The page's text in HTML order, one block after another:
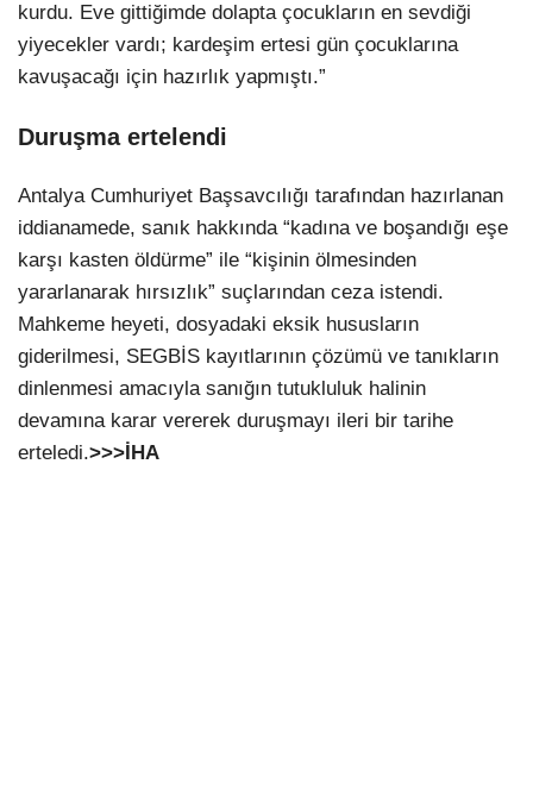
kurdu. Eve gittiğimde dolapta çocukların en sevdiği
yiyecekler vardı; kardeşim ertesi gün çocuklarına
kavuşacağı için hazırlık yapmıştı.”
Duruşma ertelendi
Antalya Cumhuriyet Başsavcılığı tarafından hazırlanan
iddianamede, sanık hakkında “kadına ve boşandığı eşe
karşı kasten öldürme” ile “kişinin ölmesinden
yararlanarak hırsızlık” suçlarından ceza istendi.
Mahkeme heyeti, dosyadaki eksik hususların
giderilmesi, SEGBİS kayıtlarının çözümü ve tanıkların
dinlenmesi amacıyla sanığın tutukluluk halinin
devamına karar vererek duruşmayı ileri bir tarihe
erteledi.>>>İHA